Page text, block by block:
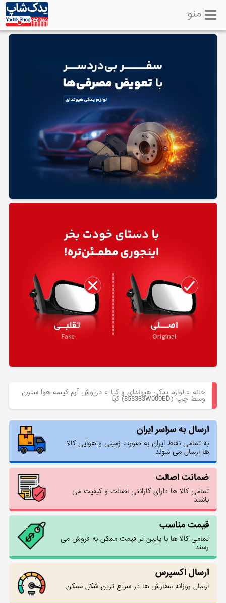
لوازم
منو
خانه »لوازم یدکی هیوندای و کیا »درپوش آرم كيسه هوا ستون
وسط چپ (858383W000ED) کیا
ارسال به سراسر ایران
به تمامی نقاط ایران به صورت زمینی و هوایی کالا
ها ارسال می شوند
ضمانت اصالت
تمامی کالا ها دارای گارانتی اصالت و کیفیت می
باشند
قیمت مناسب
تمامی کالا ها با پایین تر قیمت ممکن به فروش می
رسند
ارسال اکسپرس
ارسال روزانه سفارش ها در سریع ترین شکل ممکن